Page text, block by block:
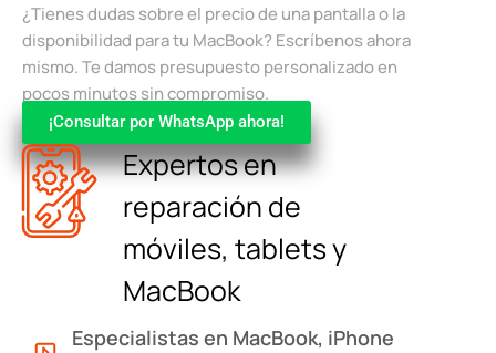
¿Tienes dudas sobre el precio de una pantalla o la
disponibilidad para tu MacBook? Escríbenos ahora
mismo. Te damos presupuesto personalizado en
pocos minutos sin compromiso.
¡Consultar por WhatsApp ahora!
Expertos en
reparación de
móviles, tablets y
MacBook
Especialistas en MacBook, iPhone